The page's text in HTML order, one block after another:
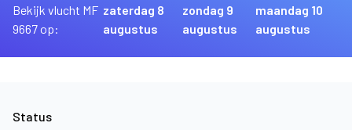
Bekijk vlucht MF
9667 op:
zaterdag 8
augustus
zondag 9
augustus
maandag 10
augustus
Status